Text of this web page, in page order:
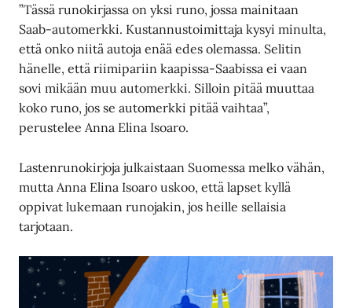
”Tässä runokirjassa on yksi runo, jossa mainitaan
Saab-automerkki. Kustannustoimittaja kysyi minulta,
että onko niitä autoja enää edes olemassa. Selitin
hänelle, että riimipariin kaapissa-Saabissa ei vaan
sovi mikään muu automerkki. Silloin pitää muuttaa
koko runo, jos se automerkki pitää vaihtaa”,
perustelee Anna Elina Isoaro.
Lastenrunokirjoja julkaistaan Suomessa melko vähän,
mutta Anna Elina Isoaro uskoo, että lapset kyllä
oppivat lukemaan runojakin, jos heille sellaisia
tarjotaan.